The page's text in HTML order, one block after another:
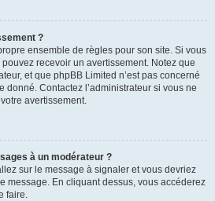
?
ensemble de règles pour son site. Si vous
recevoir un avertissement. Notez que
et que phpBB Limited n’est pas concerné
donné. Contactez l’administrateur si vous ne
avertissement.
à un modérateur ?
sur le message à signaler et vous devriez
message. En cliquant dessus, vous accéderez
faire.